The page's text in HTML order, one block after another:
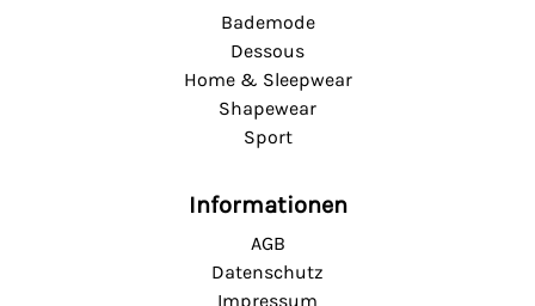
Bademode
Dessous
Home & Sleepwear
Shapewear
Sport
Informationen
AGB
Datenschutz
Impressum